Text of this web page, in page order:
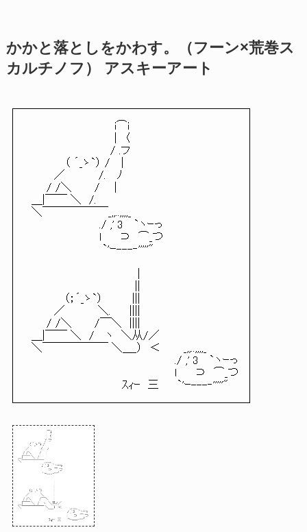
かかと落としをかわす。（フーン×荒巻ス
カルチノフ） アスキーアート
i⌒i
| 〈
/ .フ
（ ´_ゝ`） / |
／ /. ﾉ
/ /＼ / |
＿|￣￣ ＼ /.
＼￣￣￣￣￣￣_,,..,,,,_
./ ,' 3 `ヽｰっ
l ⊃ ⌒_つ
`'ｰ---‐'''''"
（；´_ゝ`） |||
／ ＼. ||||
/ /＼ /￣＼ ||||
＿|￣￣ ＼ / ヽ ＼从/／
＼￣￣￣￣￣￣ ＼＿_） ＜ _,,..,,,,_
./ ,' 3 `ヽｰっ
l ⊃ ⌒_つ
ｽｨｰ 三 `'ｰ---‐'''''"